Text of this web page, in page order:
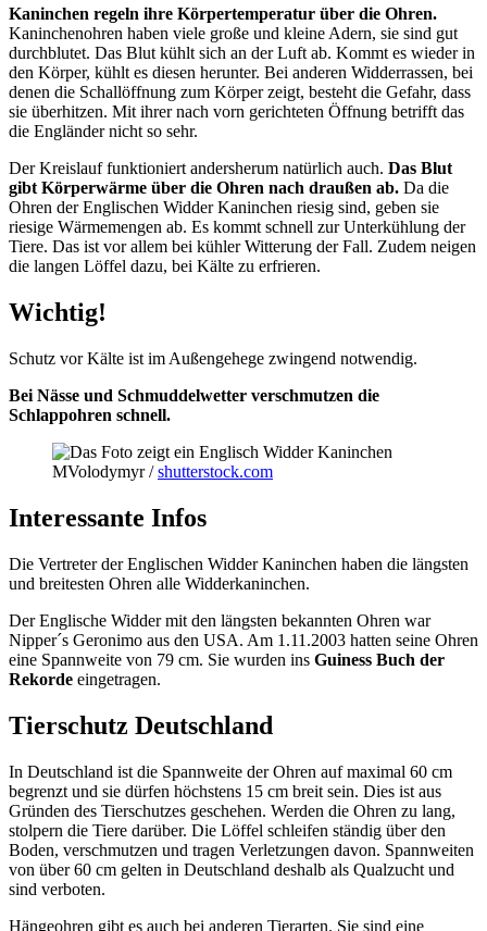
Kaninchen regeln ihre Körpertemperatur über die Ohren.
Kaninchenohren haben viele große und kleine Adern, sie sind gut
durchblutet. Das Blut kühlt sich an der Luft ab. Kommt es wieder in
den Körper, kühlt es diesen herunter. Bei anderen Widderrassen, bei
denen die Schallöffnung zum Körper zeigt, besteht die Gefahr, dass
sie überhitzen. Mit ihrer nach vorn gerichteten Öffnung betrifft das
die Engländer nicht so sehr.
Der Kreislauf funktioniert andersherum natürlich auch. Das Blut
gibt Körperwärme über die Ohren nach draußen ab. Da die
Ohren der Englischen Widder Kaninchen riesig sind, geben sie
riesige Wärmemengen ab. Es kommt schnell zur Unterkühlung der
Tiere. Das ist vor allem bei kühler Witterung der Fall. Zudem neigen
die langen Löffel dazu, bei Kälte zu erfrieren.
Wichtig!
Schutz vor Kälte ist im Außengehege zwingend notwendig.
Bei Nässe und Schmuddelwetter verschmutzen die
Schlappohren schnell.
MVolodymyr /shutterstock.com
Interessante Infos
Die Vertreter der Englischen Widder Kaninchen haben die längsten
und breitesten Ohren alle Widderkaninchen.
Der Englische Widder mit den längsten bekannten Ohren war
Nipper´s Geronimo aus den USA. Am 1.11.2003 hatten seine Ohren
eine Spannweite von 79 cm. Sie wurden ins Guiness Buch der
Rekorde eingetragen.
Tierschutz Deutschland
In Deutschland ist die Spannweite der Ohren auf maximal 60 cm
begrenzt und sie dürfen höchstens 15 cm breit sein. Dies ist aus
Gründen des Tierschutzes geschehen. Werden die Ohren zu lang,
stolpern die Tiere darüber. Die Löffel schleifen ständig über den
Boden, verschmutzen und tragen Verletzungen davon. Spannweiten
von über 60 cm gelten in Deutschland deshalb als Qualzucht und
sind verboten.
Hängeohren gibt es auch bei anderen Tierarten. Sie sind eine